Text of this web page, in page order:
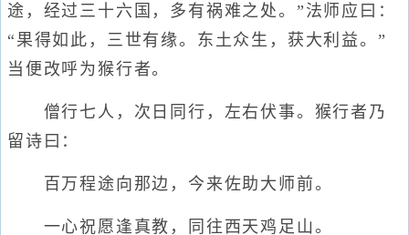
途，经过三十六国，多有祸难之处。”法师应曰：
“果得如此，三世有缘。东土众生，获大利益。”
当便改呼为猴行者。
僧行七人，次日同行，左右伏事。猴行者乃
留诗曰：
百万程途向那边，今来佐助大师前。
一心祝愿逢真教，同往西天鸡足山。